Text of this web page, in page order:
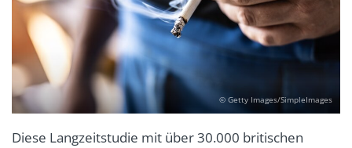
© Getty Images/SimpleImages
Diese Langzeitstudie mit über 30.000 britischen